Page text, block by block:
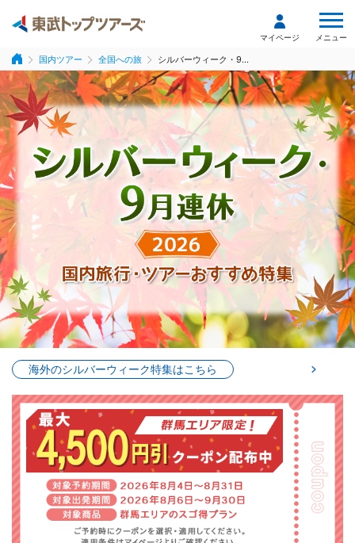
マイページ メニュー
国内ツアー 全国への旅 シルバーウィーク・9...
海外のシルバーウィーク特集はこちら